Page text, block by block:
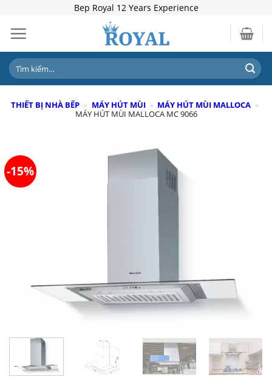
content
Bep Royal 12 Years Experience
Tìm
kiếm:
THIẾT BỊ NHÀ BẾP » MÁY HÚT MÙI » MÁY HÚT MÙI MALLOCA »
MÁY HÚT MÙI MALLOCA MC 9066
-15%